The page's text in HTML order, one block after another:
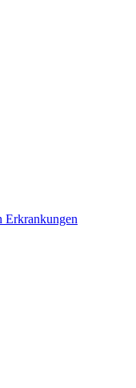
Erkrankungen